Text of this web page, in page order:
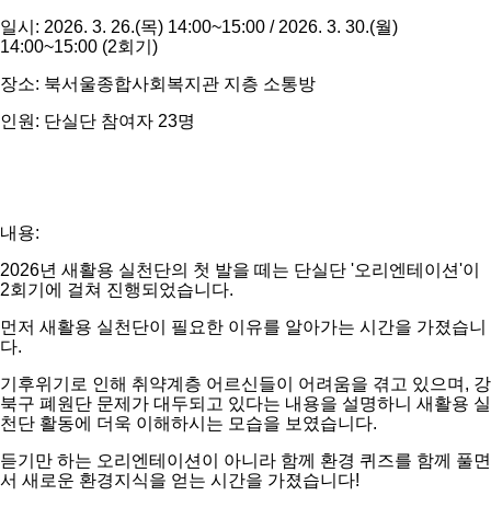
일시: 2026. 3. 26.(목) 14:00~15:00 / 2026. 3. 30.(월)
14:00~15:00 (2회기)
장소: 북서울종합사회복지관 지층 소통방
인원: 단실단 참여자 23명
내용:
2026년 새활용 실천단의 첫 발을 떼는 단실단 '오리엔테이션'이
2회기에 걸쳐 진행되었습니다.
먼저 새활용 실천단이 필요한 이유를 알아가는 시간을 가졌습니
다.
기후위기로 인해 취약계층 어르신들이 어려움을 겪고 있으며, 강
북구 폐원단 문제가 대두되고 있다는 내용을 설명하니 새활용 실
천단 활동에 더욱 이해하시는 모습을 보였습니다.
듣기만 하는 오리엔테이션이 아니라 함께 환경 퀴즈를 함께 풀면
서 새로운 환경지식을 얻는 시간을 가졌습니다!